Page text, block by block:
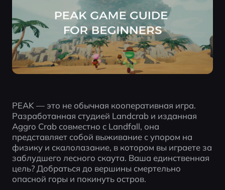
PEAK — это не обычная кооперативная игра.
Разработанная студией Landcrab и изданная
Aggro Crab совместно с Landfall, она
представляет собой выживание с упором на
физику и скалолазание, в котором вы играете за
заблудшего лесного скаута. Ваша единственная
цель? Добраться до вершины смертельно
опасной горы и покинуть остров.